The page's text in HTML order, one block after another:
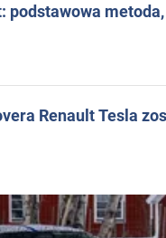
podstawowa
Renault Tesla